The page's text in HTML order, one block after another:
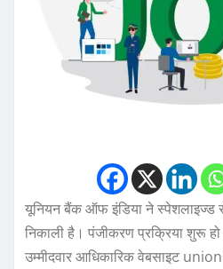
यूनियन बैंक ऑफ इंडिया ने स्पेशलाइज्ड
निकाली है। पंजीकरण प्रक्रिया शुरू
उम्मीदवार आधिकारिक वेबसाइट